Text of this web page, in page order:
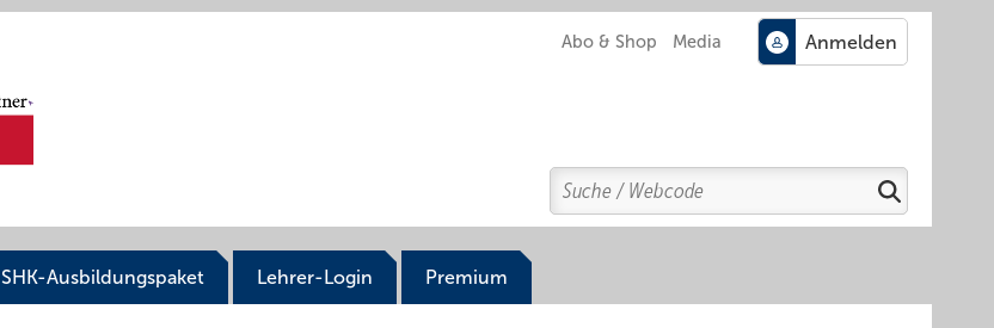
Abo & Shop Media
Search
Suchen
SHK-Ausbildungspaket Lehrer-Login Premium